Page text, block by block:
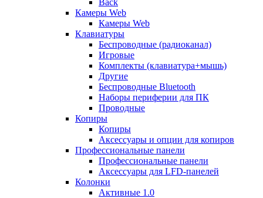
Back
Камеры Web
Камеры Web
Клавиатуры
Беспроводные (радиоканал)
Игровые
Комплекты (клавиатура+мышь)
Другие
Беспроводные Bluetooth
Наборы периферии для ПК
Проводные
Копиры
Копиры
Аксессуары и опции для копиров
Профессиональные панели
Профессиональные панели
Аксессуары для LFD-панелей
Колонки
Активные 1.0